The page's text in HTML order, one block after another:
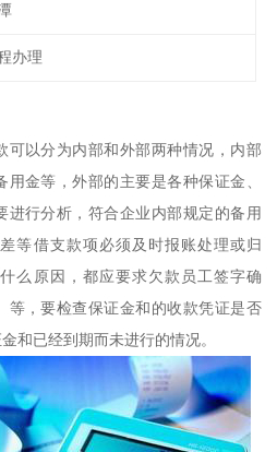
办理
可以分为内部和外部两种情况，内部
金等，外部的主要是各种保证金、
进行分析，符合企业内部规定的备用
等借支款项必须及时报账处理或归
么原因，都应要求欠款员工签字确
等，要检查保证金和的收款凭证是否
和已经到期而未进行的情况。